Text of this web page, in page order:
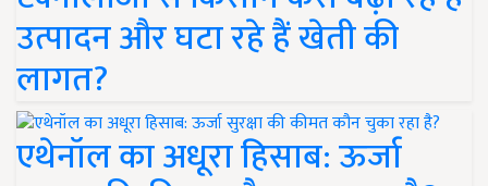
उत्पादन और घटा रहे हैं खेती की
लागत?
एथेनॉल का अधूरा हिसाब: ऊर्जा